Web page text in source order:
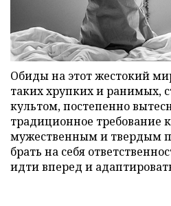
Обиды на этот жестокий
таких хрупких и ранимых,
культом, постепенно
традиционное требование
мужественным и твердым
брать на себя
идти вперед и